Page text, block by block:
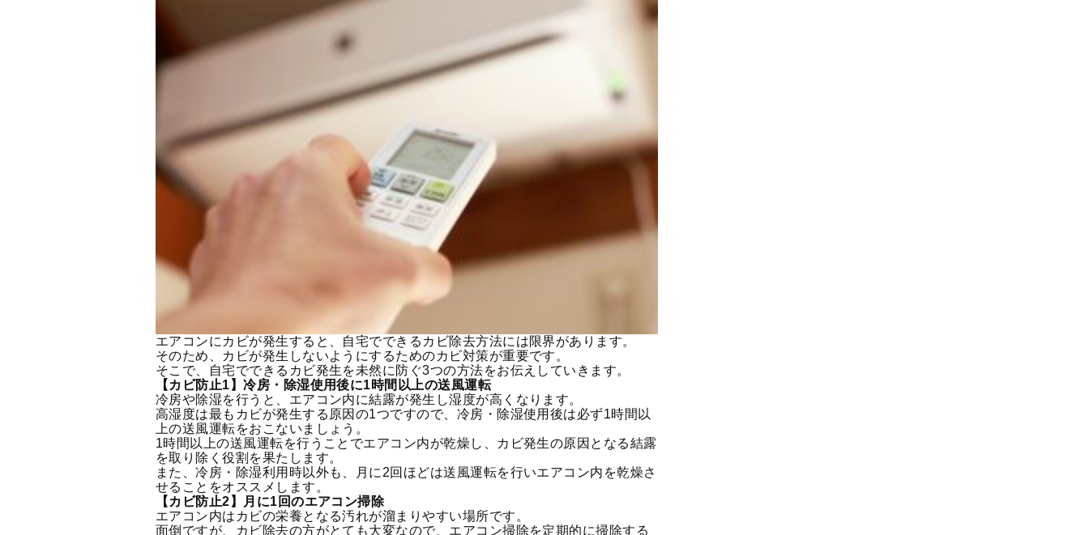
エアコンにカビが発生すると、自宅でできるカビ除去方法には限界があります。
そのため、カビが発生しないようにするためのカビ対策が重要です。
そこで、自宅でできるカビ発生を未然に防ぐ3つの方法をお伝えしていきます。
【カビ防止1】冷房・除湿使用後に1時間以上の送風運転
冷房や除湿を行うと、エアコン内に結露が発生し湿度が高くなります。
高湿度は最もカビが発生する原因の1つですので、冷房・除湿使用後は必ず1時間以
上の送風運転をおこないましょう。
1時間以上の送風運転を行うことでエアコン内が乾燥し、カビ発生の原因となる結露
を取り除く役割を果たします。
また、冷房・除湿利用時以外も、月に2回ほどは送風運転を行いエアコン内を乾燥さ
せることをオススメします。
【カビ防止2】月に1回のエアコン掃除
エアコン内はカビの栄養となる汚れが溜まりやすい場所です。
面倒ですが、カビ除去の方がとても大変なので、エアコン掃除を定期的に掃除する